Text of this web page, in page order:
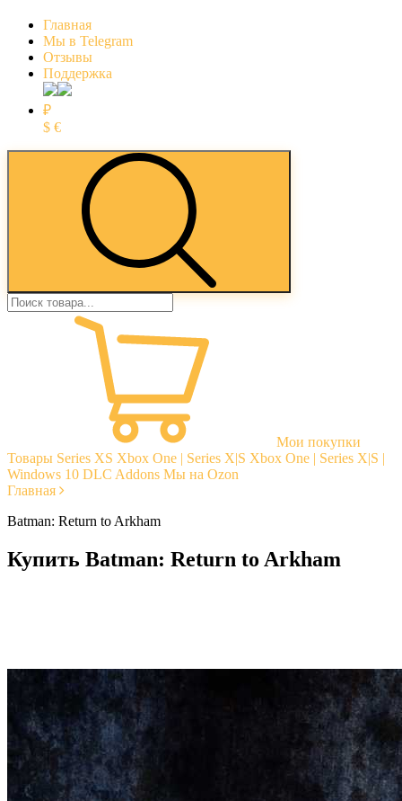
Главная
Мы в Telegram
Отзывы
Поддержка
₽
$ €
Мои покупки
Товары Series XS Xbox One | Series X|S Xbox One | Series X|S |
Windows 10 DLC Addons Мы на Ozon
Главная
Batman: Return to Arkham
Купить Batman: Return to Arkham